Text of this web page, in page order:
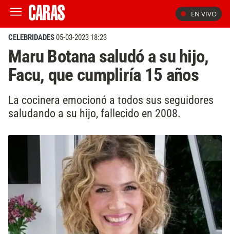
EN VIVO
CELEBRIDADES05-03-2023 18:23
Maru Botana saludó a su hijo,
Facu, que cumpliría 15 años
La cocinera emocionó a todos sus seguidores
saludando a su hijo, fallecido en 2008.